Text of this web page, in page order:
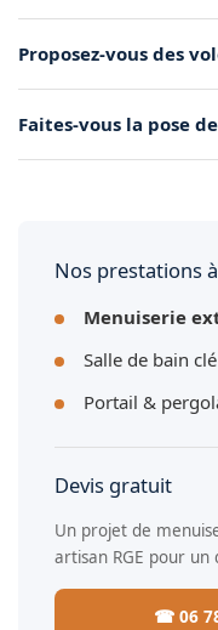
en double ou triple
de configurations
Proposez-vous des
manuels. Les volets
ne nécessitent aucun
Faites-vous la pose
Nos prestations
Menuiserie
Salle de bain
Portail &
Devis gratuit
Un projet de
artisan RGE pour
☎ 06